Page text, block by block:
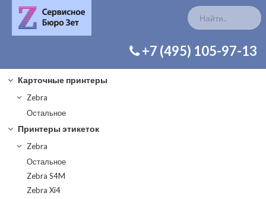
+7 (495) 105-97-13
Карточные принтеры
Zebra
Остальное
Принтеры этикеток
Zebra
Остальное
Zebra S4M
Zebra Xi4